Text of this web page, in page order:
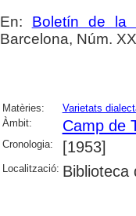
En: Boletín de la
Barcelona, Núm.
Matèries: Varietats
Àmbit:
Camp de
Cronologia: [1953]
Localització: Biblioteca